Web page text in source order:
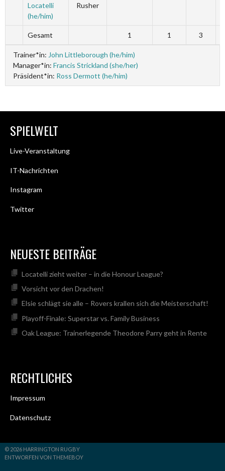
Locatelli
(he/him)
Rusher
Gesamt 1 1 3
Trainer*in: John Littleborough (he/him)
Manager*in: Francis Strickland (she/her)
Präsident*in: Ross Dermott (he/him)
SPIELWELT
Live-Veranstaltung
IT-Nachrichten
Instagram
Twitter
NEUESTE BEITRÄGE
Locatelli zieht weiter – in die Honour League?
Vorsicht vor den Drachen!
Elsie schlägt sie alle – Rovers krallen sich die Meisterschaft!
Playoff-Finale: Superstar vs. Family Business
Oak League: Trainerlegende Theodore Parry geht in Rente
RECHTLICHES
Impressum
Datenschutz
© 2026 HARRINGTON RUGBY
ENTWORFEN VON THEMEBOY